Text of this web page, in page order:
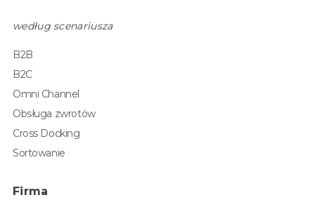
według scenariusza
B2B
B2C
Omni Channel
Obsługa zwrotów
Cross Docking
Sortowanie
Firma